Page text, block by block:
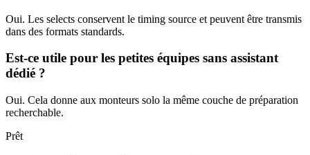
Oui. Les selects conservent le timing source et peuvent être transmis
dans des formats standards.
Est-ce utile pour les petites équipes sans assistant
dédié ?
Oui. Cela donne aux monteurs solo la même couche de préparation
recherchable.
Prêt